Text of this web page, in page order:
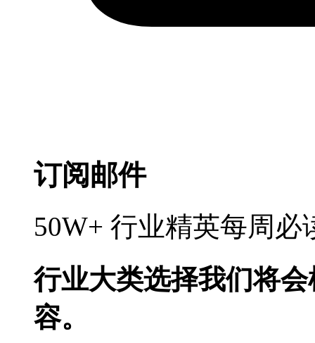
订阅邮件
50W+ 行业精英每周
行业大类选择我们将
容。